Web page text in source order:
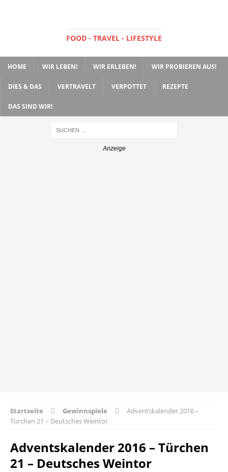
FOOD - TRAVEL - LIFESTYLE
HOME WIR LEBEN! WIR ERLEBEN! WIR PROBIEREN AUS!
DIES & DAS VERTRAVELT VERPOTTET REZEPTE
DAS SIND WIR!
Startseite Gewinnspiele
Adventskalender 2016 –
Türchen 21 – Deutsches Weintor
Adventskalender 2016 – Türchen
21 – Deutsches Weintor